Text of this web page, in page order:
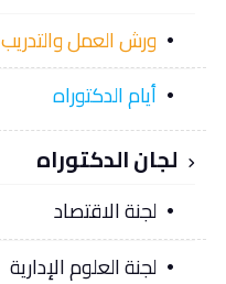
ورش العمل والتدريب
أيام الدكتوراه
لجان الدكتوراه
لجنة الاقتصاد
لجنة العلوم الإدارية